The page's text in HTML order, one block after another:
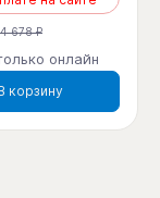
4 678 ₽
онлайн
корзину